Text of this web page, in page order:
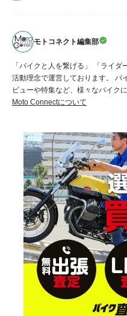
モトコネクト編集部
「バイクと人を繋げる」 「ライ
活動理念で運営しております。 バ
ビューや特集など、様々なバイク
Moto Connectについて